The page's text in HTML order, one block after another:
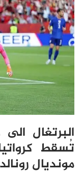
تُسقط
مونديال